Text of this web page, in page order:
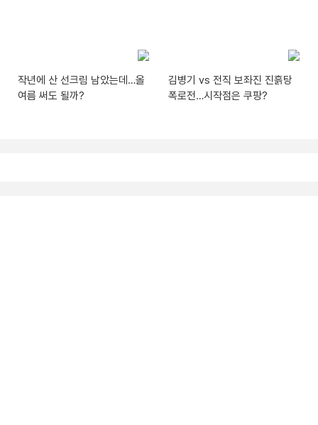
작년에 산 선크림 남았는데…올
여름 써도 될까?
김병기 vs 전직 보좌진 진흙탕
폭로전…시작점은 쿠팡?